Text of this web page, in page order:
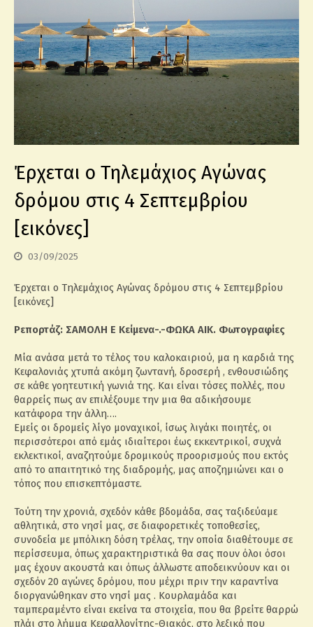
Έρχεται ο Τηλεμάχιος Αγώνας
δρόμου στις 4 Σεπτεμβρίου
[εικόνες]
03/09/2025
Έρχεται ο Τηλεμάχιος Αγώνας δρόμου στις 4 Σεπτεμβρίου
[εικόνες]
Ρεπορτάζ: ΣΑΜΟΛΗ Ε Κείμενα-.-ΦΩΚΑ ΑΙΚ. Φωτογραφίες
Μία ανάσα μετά το τέλος του καλοκαιριού, μα η καρδιά της
Κεφαλονιάς χτυπά ακόμη ζωντανή, δροσερή , ενθουσιώδης
σε κάθε γοητευτική γωνιά της. Και είναι τόσες πολλές, που
θαρρείς πως αν επιλέξουμε την μια θα αδικήσουμε
κατάφορα την άλλη….
Εμείς οι δρομείς λίγο μοναχικοί, ίσως λιγάκι ποιητές, οι
περισσότεροι από εμάς ιδιαίτεροι έως εκκεντρικοί, συχνά
εκλεκτικοί, αναζητούμε δρομικούς προορισμούς που εκτός
από το απαιτητικό της διαδρομής, μας αποζημιώνει και ο
τόπος που επισκεπτόμαστε.
Τούτη την χρονιά, σχεδόν κάθε βδομάδα, σας ταξιδεύαμε
αθλητικά, στο νησί μας, σε διαφορετικές τοποθεσίες,
συνοδεία με μπόλικη δόση τρέλας, την οποία διαθέτουμε σε
περίσσευμα, όπως χαρακτηριστικά θα σας πουν όλοι όσοι
μας έχουν ακουστά και όπως άλλωστε αποδεικνύουν και οι
σχεδόν 20 αγώνες δρόμου, που μέχρι πριν την καραντίνα
διοργανώθηκαν στο νησί μας . Κουρλαμάδα και
ταμπεραμέντο είναι εκείνα τα στοιχεία, που θα βρείτε θαρρώ
πλάι στο λήμμα Κεφαλλονίτης-Θιακός, στο λεξικό που